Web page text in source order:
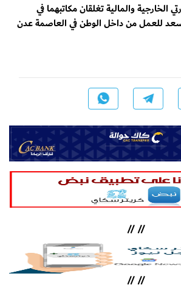
الخارجية والمالية تغلقان مكاتبهما في
للعمل من داخل الوطن في العاصمة عدن
//
//
//
//